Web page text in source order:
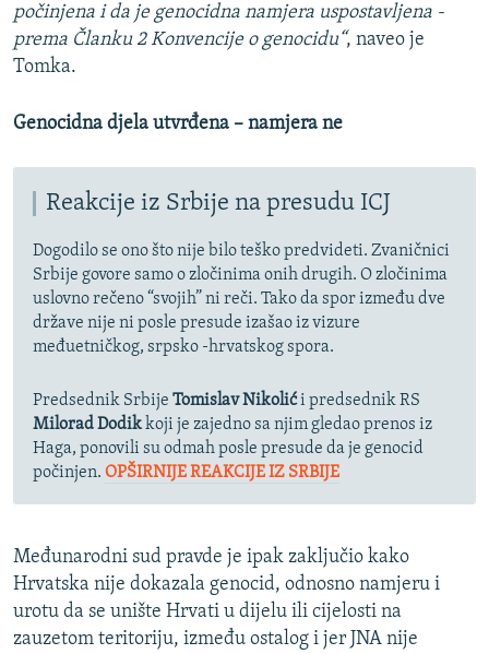
počinjena i da je genocidna namjera uspostavljena -
prema Članku 2 Konvencije o genocidu“, naveo je
Tomka.
Genocidna djela utvrđena – namjera ne
Reakcije iz Srbije na presudu ICJ
Dogodilo se ono što nije bilo teško predvideti. Zvaničnici
Srbije govore samo o zločinima onih drugih. O zločinima
uslovno rečeno “svojih” ni reči. Tako da spor između dve
države nije ni posle presude izašao iz vizure
međuetničkog, srpsko -hrvatskog spora.
Predsednik Srbije Tomislav Nikolići predsednik RS
Milorad Dodikkoji je zajedno sa njim gledao prenos iz
Haga, ponovili su odmah posle presude da je genocid
počinjen. OPŠIRNIJE REAKCIJE IZ SRBIJE
Međunarodni sud pravde je ipak zaključio kako
Hrvatska nije dokazala genocid, odnosno namjeru i
urotu da se unište Hrvati u dijelu ili cijelosti na
zauzetom teritoriju, između ostalog i jer JNA nije